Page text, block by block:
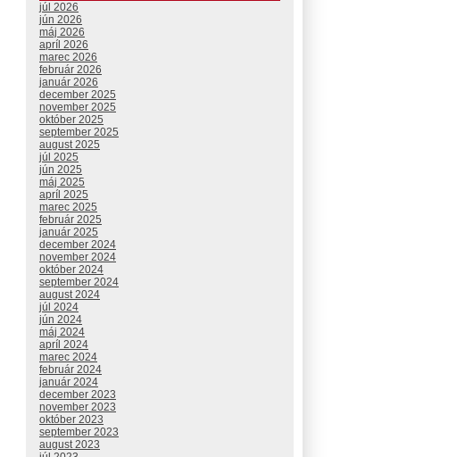
júl 2026
jún 2026
máj 2026
apríl 2026
marec 2026
február 2026
január 2026
december 2025
november 2025
október 2025
september 2025
august 2025
júl 2025
jún 2025
máj 2025
apríl 2025
marec 2025
február 2025
január 2025
december 2024
november 2024
október 2024
september 2024
august 2024
júl 2024
jún 2024
máj 2024
apríl 2024
marec 2024
február 2024
január 2024
december 2023
november 2023
október 2023
september 2023
august 2023